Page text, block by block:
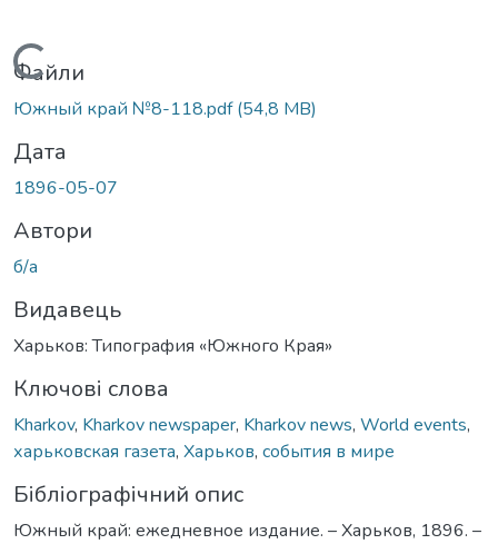
Вантажиться...
Файли
Южный край №8-118.pdf(54,8 MB)
Дата
1896-05-07
Автори
б/а
Видавець
Харьков: Типография «Южного Края»
Ключові слова
Kharkov, Kharkov newspaper, Kharkov news, World events,
харьковская газета, Харьков, события в мире
Бібліографічний опис
Южный край: ежедневное издание. – Харьков, 1896. –